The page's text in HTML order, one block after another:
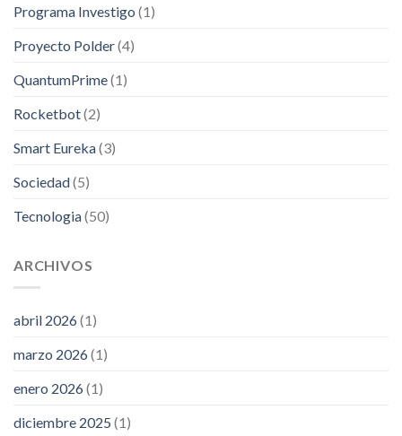
Programa Investigo (1)
Proyecto Polder(4)
QuantumPrime(1)
Rocketbot(2)
Smart Eureka(3)
Sociedad(5)
Tecnologia(50)
ARCHIVOS
abril 2026(1)
marzo 2026(1)
enero 2026(1)
diciembre 2025 (1)